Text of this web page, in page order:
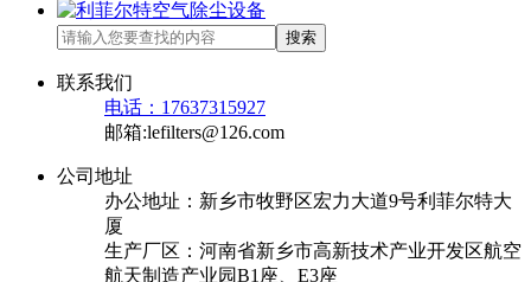
搜索
联系我们
电话：17637315927
邮箱:lefilters@126.com
公司地址
办公地址：新乡市牧野区宏力大道9号利菲尔特大
厦
生产厂区：河南省新乡市高新技术产业开发区航空
航天制造产业园B1座、E3座